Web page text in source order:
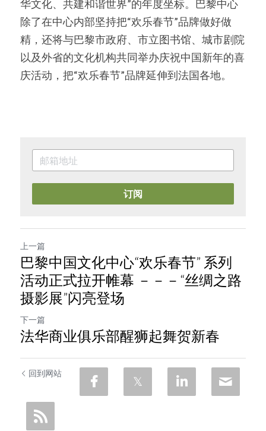
华文化、共建和谐世界”的年度坐标。巴黎中心
除了在中心内部坚持把“欢乐春节”品牌做好做
精，还将与巴黎市政府、市立图书馆、城市剧院
以及外省的文化机构共同举办庆祝中国新年的喜
庆活动，把“欢乐春节”品牌延伸到法国各地。
订阅
上一篇
巴黎中国文化中心“欢乐春节” 系列
活动正式拉开帷幕 －－－“丝绸之路
摄影展”闪亮登场
下一篇
法华商业俱乐部醒狮起舞贺新春
回到网站